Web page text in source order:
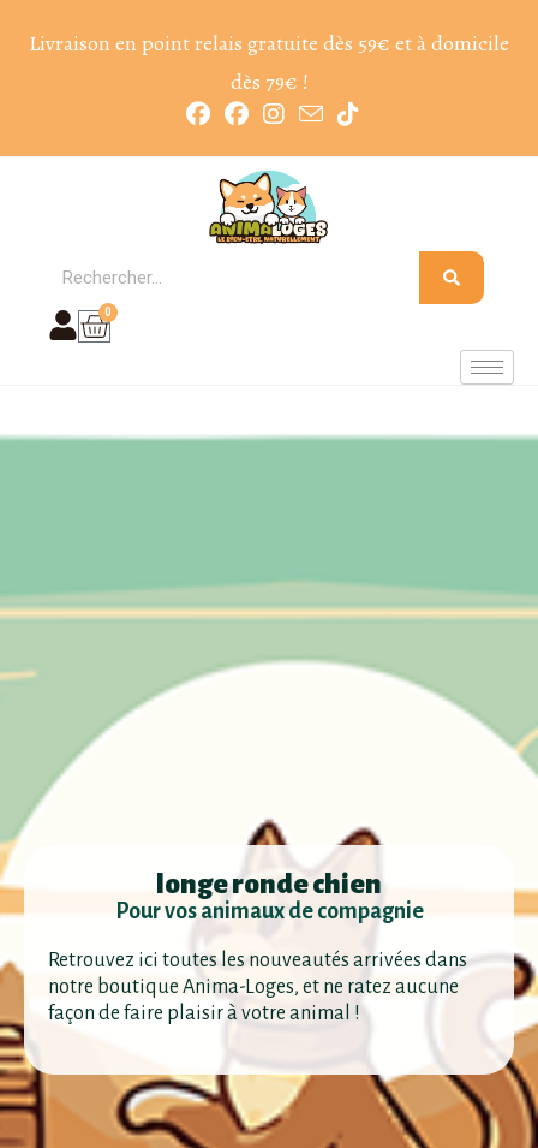
Livraison en point relais gratuite dès 59€ et à domicile
dès 79€ !
0
longe ronde chien
Pour vos animaux de compagnie
Retrouvez ici toutes les nouveautés arrivées dans
notre boutique Anima-Loges, et ne ratez aucune
façon de faire plaisir à votre animal !